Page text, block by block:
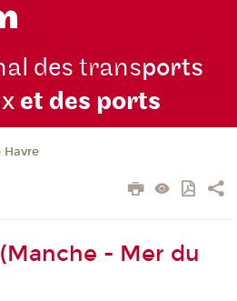
des transports
et des ports
Havre
- Mer du